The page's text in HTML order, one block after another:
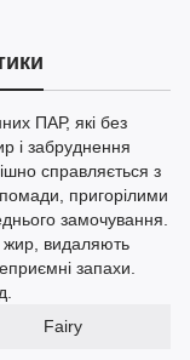
ПАР, які без
і забруднення
справляється з
пригорілими
замочування.
жир, видаляють
запахи.
Fairy